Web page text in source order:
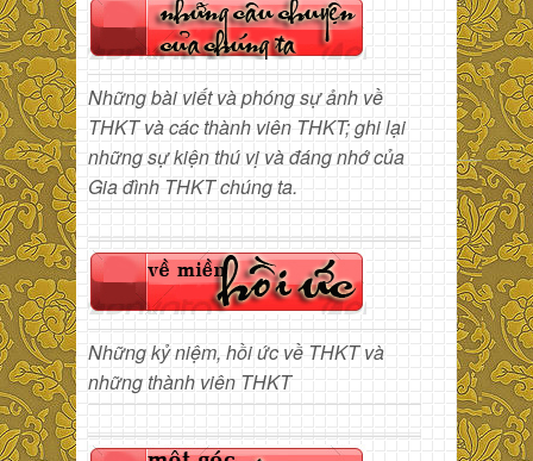
Những bài viết và phóng sự ảnh về
THKT và các thành viên THKT; ghi lại
những sự kiện thú vị và đáng nhớ của
Gia đình THKT chúng ta.
Những kỷ niệm, hồi ức về THKT và
những thành viên THKT